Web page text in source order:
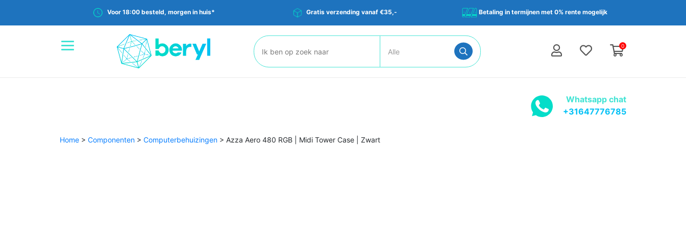
Voor 18:00 besteld, morgen in huis* Gratis verzending vanaf €35,- Betaling in termijnen met 0% rente mogelijk
0
Zoeken:
Whatsapp chat
+31647776785
Home > Componenten > Computerbehuizingen > Azza Aero 480 RGB | Midi Tower Case | Zwart